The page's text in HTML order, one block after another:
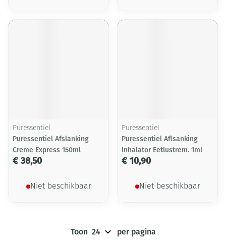
Puressentiel
Puressentiel Afslanking
Creme Express 150ml
€ 38,50
Niet beschikbaar
Puressentiel
Puressentiel Aflsanking
Inhalator Eetlustrem. 1ml
€ 10,90
Niet beschikbaar
Toon per pagina